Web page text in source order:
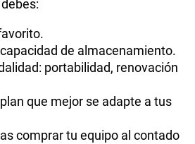
de almacenamiento.
portabilidad, renovación
que mejor se adapte a tus
comprar tu equipo al contado